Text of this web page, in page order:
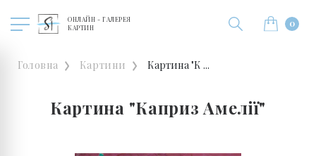
ОНЛАЙН - ГАЛЕРЕЯ
КАРТИН
0
Головна Картини Картина "К ...
Картина "Каприз Амелії"